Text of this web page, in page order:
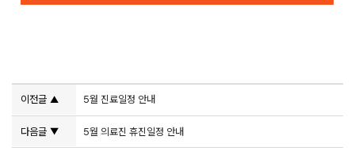
이전글 ▲ 5월 진료일정 안내
다음글 ▼ 5월 의료진 휴진일정 안내